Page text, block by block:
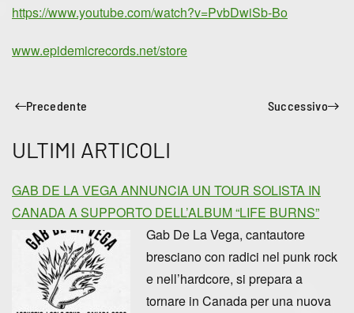
https://www.youtube.com/watch?v=PvbDwiSb-Bo
www.epidemicrecords.net/store
Precedente Successivo
ULTIMI ARTICOLI
GAB DE LA VEGA ANNUNCIA UN TOUR SOLISTA IN
CANADA A SUPPORTO DELL’ALBUM “LIFE BURNS”
Gab De La Vega, cantautore
bresciano con radici nel punk rock
e nell’hardcore, si prepara a
tornare in Canada per una nuova